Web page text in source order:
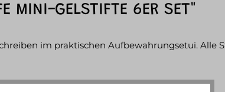
MINI-GELSTIFTE 6ER SET"
im praktischen Aufbewahrungsetui. Alle